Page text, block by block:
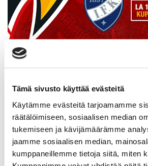
Tämä sivusto käyttää evästeitä
Käytämme evästeitä tarjoamamme
räätälöimiseen, sosiaalisen median
tukemiseen ja kävijämäärämme
jaamme sosiaalisen median,
kumppaneillemme tietoja siitä, miten
Sport saa seuraavaan
tiistaina Helsingissä ja revanssi
Kuparisaaressa. Alkukauden
pääkaupunkilaisia lukemin 4–1,
kertaa?